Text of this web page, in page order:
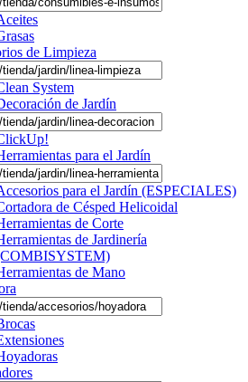
de Limpieza
System
de Jardín
para el Jardín
para el Jardín (ESPECIALES)
de Césped Helicoidal
de Corte
de Jardinería
de Mano